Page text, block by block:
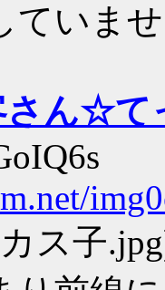
ていま
さん☆て
ス子